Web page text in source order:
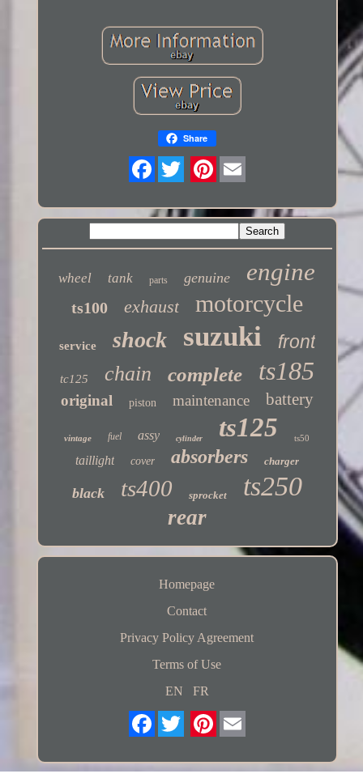
Share
wheel tank parts genuine engine
ts100 exhaust motorcycle
service shock suzuki front
tc125 chain complete ts185
original piston maintenance battery
vintage fuel assy cylinder ts125 ts50
taillight cover absorbers charger
black ts400 sprocket ts250
rear
Homepage
Contact
Privacy Policy Agreement
Terms of Use
EN
FR